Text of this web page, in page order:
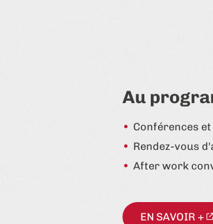
Au
Conférences
Rendez-vous
After work
EN SAVOIR +